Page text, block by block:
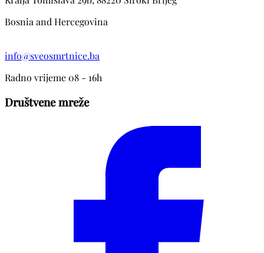
Bosnia and Hercegovina
info@sveosmrtnice.ba
Radno vrijeme 08 - 16h
Društvene mreže